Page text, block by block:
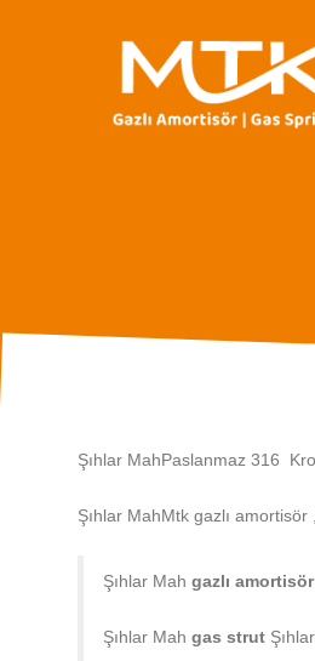
Şıhlar MahPaslanmaz 316
Şıhlar MahMtk gazlı
Şıhlar Mah gazlı amortisör
Şıhlar Mah gas strut